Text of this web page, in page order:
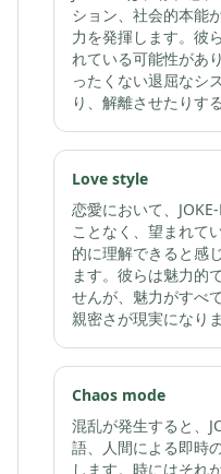
ション、社会的本能
力を発揮します。彼
れている可能性があ
ったくない退屈なシ
り、解離させたりす
Love style
恋愛において、
ことなく、望まれて
的に理解できると感
ます。彼らは魅力的
せんが、魅力がすべ
親密さが現実になりま
Chaos mode
混乱が発生すると、
語、人間による即時
します。時にはそれ